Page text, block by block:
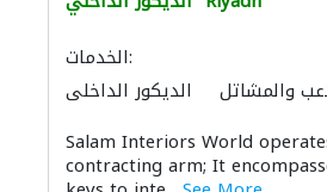
الخدمات:
الديكور الداخلي
والمشاتل
ادارة مشروع باركيه خشب
الأثاث المكتبي أنظمة الأسقف
Salam Interiors World
contracting arm; It